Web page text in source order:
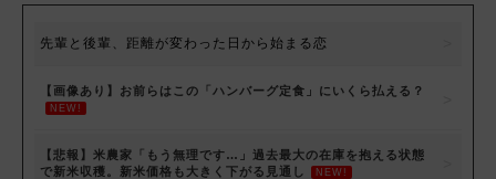
先輩と後輩、距離が変わった日から始まる恋
【画像あり】お前らはこの「ハンバーグ定食」にいくら払える？
NEW!
【悲報】米農家「もう無理です…」過去最大の在庫を抱える状態
で新米収穫。新米価格も大きく下がる見通し
NEW!